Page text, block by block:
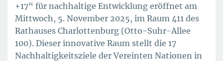
+17“ für nachhaltige Entwicklung eröffnet am
Mittwoch, 5. November 2025, im Raum 411 des
Rathauses Charlottenburg (Otto-Suhr-Allee
100). Dieser innovative Raum stellt die 17
Nachhaltigkeitsziele der Vereinten Nationen in